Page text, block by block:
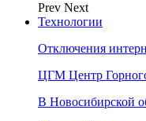
Prev Next
Технологии
Отключения
ЦГМ Центр
В Новосибирской